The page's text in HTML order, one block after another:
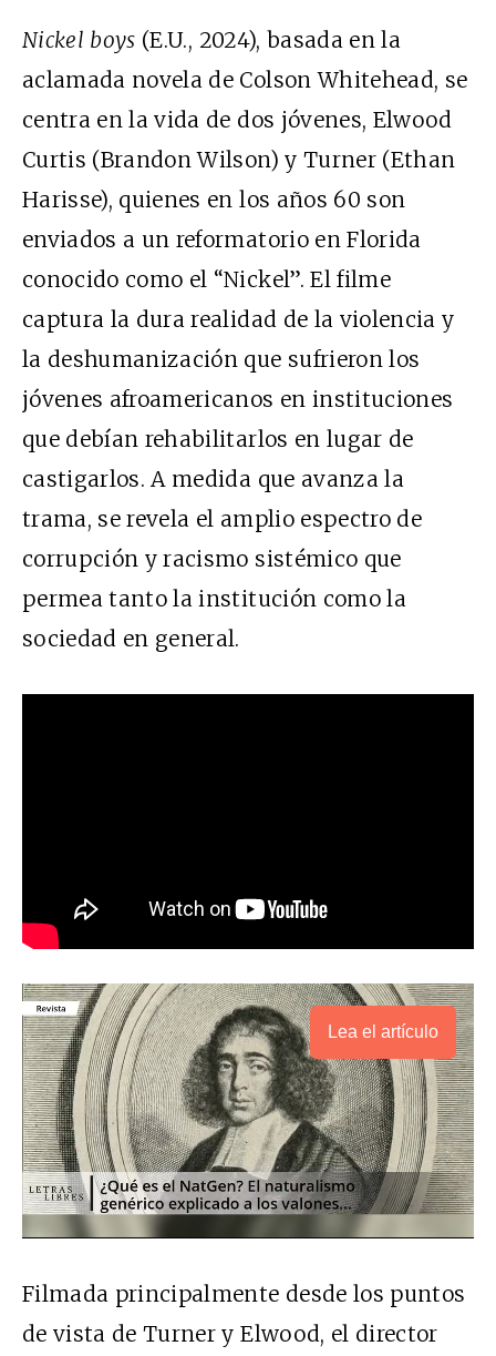
Nickel boys (E.U., 2024), basada en la
aclamada novela de Colson Whitehead, se
centra en la vida de dos jóvenes, Elwood
Curtis (Brandon Wilson) y Turner (Ethan
Harisse), quienes en los años 60 son
enviados a un reformatorio en Florida
conocido como el “Nickel”. El filme
captura la dura realidad de la violencia y
la deshumanización que sufrieron los
jóvenes afroamericanos en instituciones
que debían rehabilitarlos en lugar de
castigarlos. A medida que avanza la
trama, se revela el amplio espectro de
corrupción y racismo sistémico que
permea tanto la institución como la
sociedad en general.
Lea el artículo
Filmada principalmente desde los puntos
de vista de Turner y Elwood, el director